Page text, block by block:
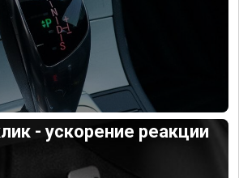
- ускорение реакции